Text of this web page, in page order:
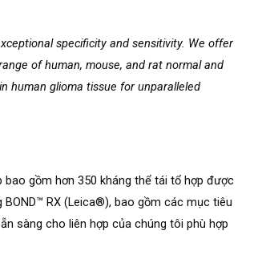
specificity and sensitivity. We offer
of human, mouse, and rat normal and
human glioma tissue for unparalleled
gồm hơn 350 kháng thể tái tổ hợp được
RX (Leica®), bao gồm các mục tiêu
sàng cho liên hợp của chúng tôi phù hợp